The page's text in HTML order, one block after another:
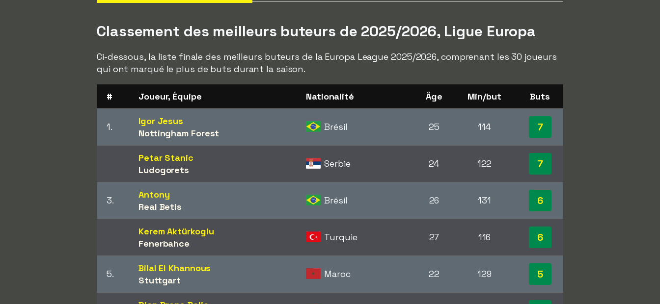
Classement des meilleurs buteurs de 2025/2026, Ligue Europa
Ci-dessous, la liste finale des meilleurs buteurs de la Europa League 2025/2026, comprenant les 30 joueurs
qui ont marqué le plus de buts durant la saison.
# Joueur, Équipe Nationalité Âge Min/but Buts
1.
Igor Jesus
Nottingham Forest
Brésil 25 114 7
Petar Stanic
Ludogorets
Serbie 24 122 7
3.
Antony
Real Betis
Brésil 26 131 6
Kerem Aktürkoglu
Fenerbahce
Turquie 27 116 6
5.
Bilal El Khannous
Stuttgart
Maroc 22 129 5